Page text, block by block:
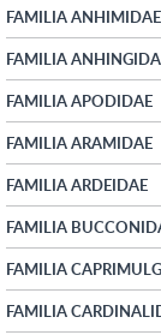
FAMILIA ANHIMIDAE
FAMILIA
FAMILIA APODIDAE
FAMILIA ARAMIDAE
FAMILIA ARDEIDAE
FAMILIA
FAMILIA
FAMILIA